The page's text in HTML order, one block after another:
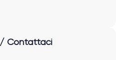
Contattaci